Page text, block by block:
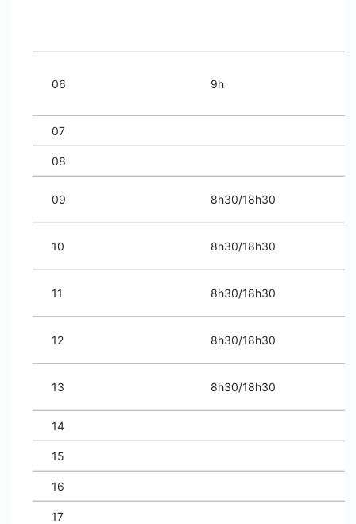
06 9h
07
08
09 8h30/18h30
10 8h30/18h30
11 8h30/18h30
12 8h30/18h30
13 8h30/18h30
14
15
16
17